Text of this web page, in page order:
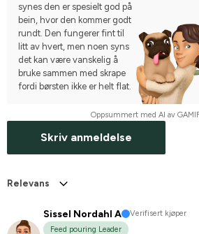
synes den er spesielt god på
bein, hvor den kommer godt
rundt. Den fungerer fint til
litt av hvert, men noen syns
det kan være vanskelig å
bruke sammen med skrape
fordi børsten ikke er helt flat.
Oppsummert med AI av
Skriv anmeldelse
Relevans
Sissel Nordahl A
Verifisert kjøper
Feed pouring Leader